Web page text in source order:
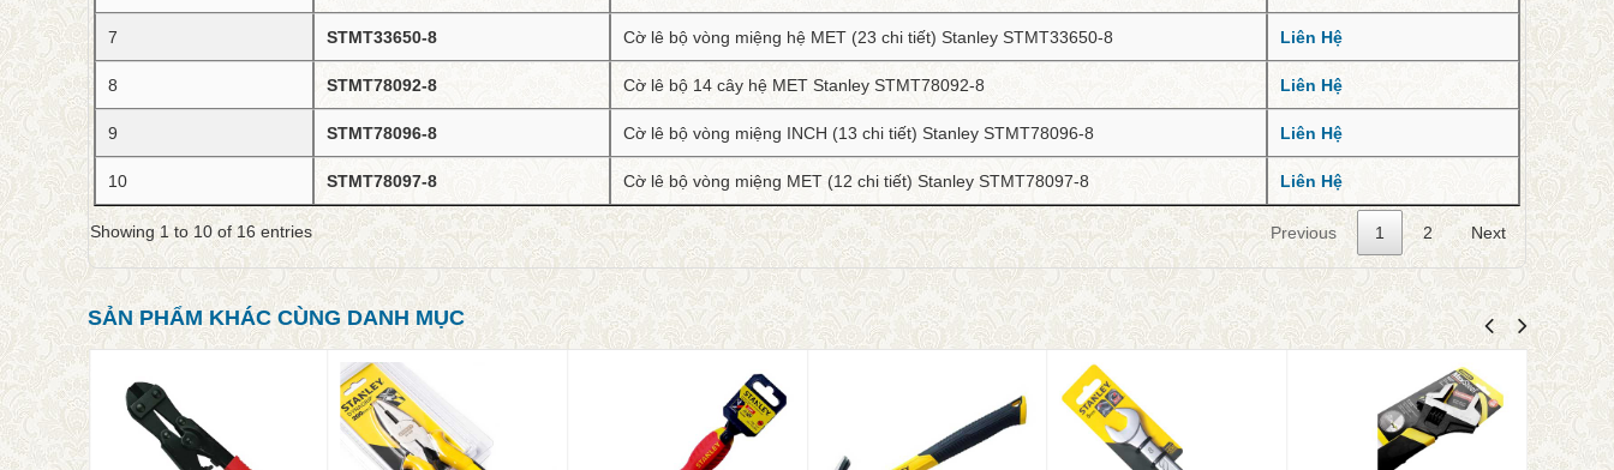
7 STMT33650-8 Cờ lê bộ vòng miệng hệ MET (23 chi tiết) Stanley STMT33650-8 Liên Hệ
8 STMT78092-8 Cờ lê bộ 14 cây hệ MET Stanley STMT78092-8 Liên Hệ
9 STMT78096-8 Cờ lê bộ vòng miệng INCH (13 chi tiết) Stanley STMT78096-8 Liên Hệ
10 STMT78097-8 Cờ lê bộ vòng miệng MET (12 chi tiết) Stanley STMT78097-8 Liên Hệ
Showing 1 to 10 of 16 entries Previous 1 2 Next
SẢN PHẨM KHÁC CÙNG DANH MỤC